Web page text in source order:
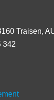
Traisen,
342